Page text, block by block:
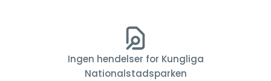
Ingen hendelser for Kungliga
Nationalstadsparken